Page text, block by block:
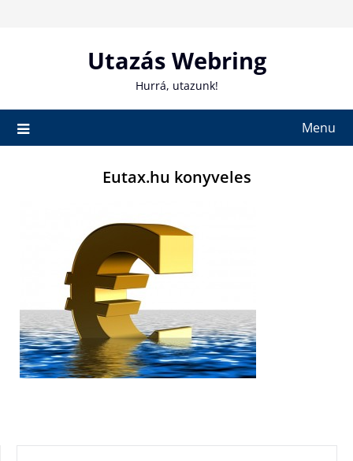
Utazás Webring
Hurrá, utazunk!
Menu
Eutax.hu konyveles